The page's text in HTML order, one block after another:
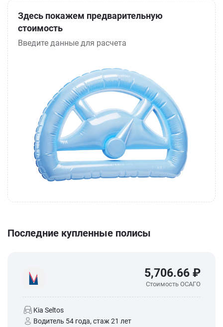
Здесь покажем предварительную
стоимость
Введите данные для расчета
Последние купленные полисы
5,706.66 ₽
Стоимость ОСАГО
Kia Seltos
Водитель 54 года, стаж 21 лет